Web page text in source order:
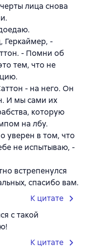
лица снова
Геркаймер, -
- Помни об
тем, что не
- на него. Он
И мы сами их
которую
на лбу.
уверен в том, что
не испытываю, -
встрепенулся
спасибо вам.
К цитате
с такой
К цитате